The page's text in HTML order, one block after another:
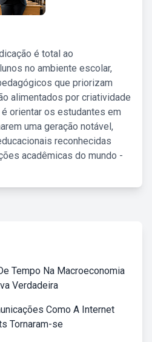
é total ao
no ambiente escolar,
que priorizam
alimentados por criatividade
orientar os estudantes em
uma geração notável,
reconhecidas
acadêmicas do mundo -
Tempo Na Macroeconomia
Verdadeira
Como A Internet
Tornaram-se